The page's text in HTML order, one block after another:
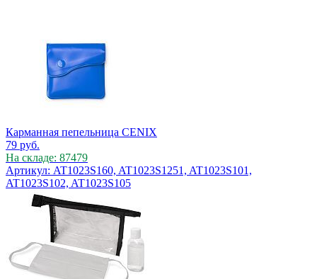
Карманная пепельница CENIX
79 руб.
На складе: 87479
Артикул: AT1023S160, AT1023S1251, AT1023S101,
AT1023S102, AT1023S105